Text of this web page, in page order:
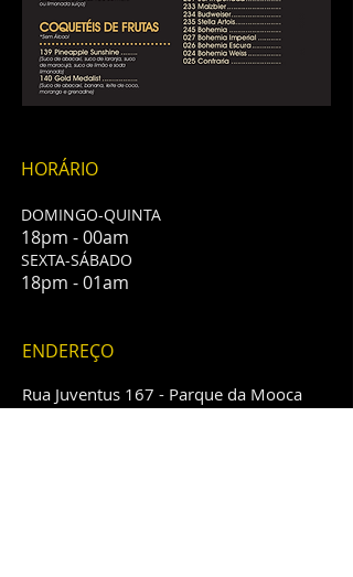
HORÁRIO
DOMINGO-QUINTA
18pm - 00am
​SEXTA-SÁBADO
18pm - 01am
ENDEREÇO
Rua Juventus 167 - Parque da Mooca
São Paulo, SP - CEP03124-020